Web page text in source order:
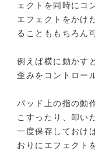
ェクトを同時にコ
エフェクトをかけ
ることももちろん
例えば横に動かす
歪みをコントロー
パッド上の指の動
こすったり、叩い
一度保存しておけ
おりにエフェクト